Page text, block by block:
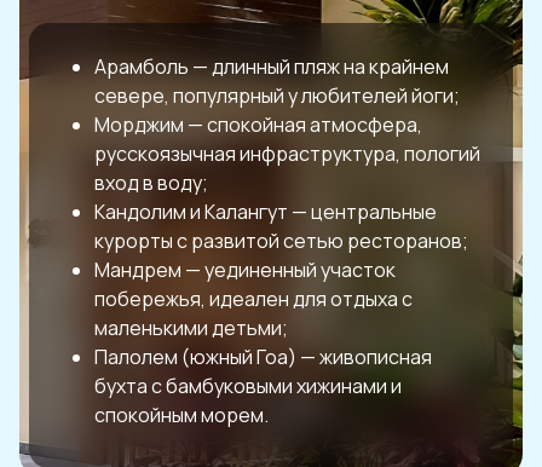
Арамболь — длинный пляж на крайнем
севере, популярный у любителей йоги;
Морджим — спокойная атмосфера,
русскоязычная инфраструктура, пологий
вход в воду;
Кандолим и Калангут — центральные
курорты с развитой сетью ресторанов;
Мандрем — уединенный участок
побережья, идеален для отдыха с
маленькими детьми;
Палолем (южный Гоа) — живописная
бухта с бамбуковыми хижинами и
спокойным морем.